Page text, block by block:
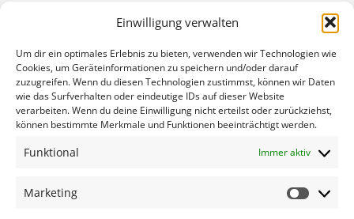
Einwilligung verwalten
Um dir ein optimales Erlebnis zu bieten, verwenden wir Technologien wie
Cookies, um Geräteinformationen zu speichern und/oder darauf
zuzugreifen. Wenn du diesen Technologien zustimmst, können wir Daten
wie das Surfverhalten oder eindeutige IDs auf dieser Website
verarbeiten. Wenn du deine Einwilligung nicht erteilst oder zurückziehst,
können bestimmte Merkmale und Funktionen beeinträchtigt werden.
Funktional Immer aktiv
Marketing
SPD-Bundestagsfraktion habe für ihn zahlreiche
Veränderungen mit sich gebracht. „Ich habe jetzt
weniger mit der konkreten Gesetzgebung zu tun,
sondern bin jetzt sozusagen im Maschinenraum des
Parlaments verantwortlich für die Abläufe im
Bundestag“ berichtete Fechner.
In der anschließenden Diskussion beantwortete
betonte Fechner, dass das Gesetz keine allgemeine